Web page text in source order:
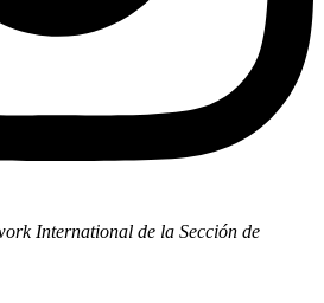
International de la Sección de